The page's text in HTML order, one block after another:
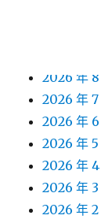
2026 年 8
2026 年 7
2026 年 6
2026 年 5
2026 年 4
2026 年 3
2026 年 2